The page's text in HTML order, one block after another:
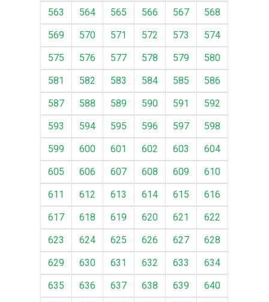
563
564 565 566 567
568
569
570 571 572 573
574
575
576 577 578 579
580
581
582 583 584 585
586
587
588 589 590 591
592
593
594 595 596 597
598
599
600 601 602 603
604
605
606 607 608 609
610
611
612 613 614 615
616
617
618 619 620 621
622
623
624 625 626 627
628
629
630 631 632 633
634
635
636 637 638 639
640